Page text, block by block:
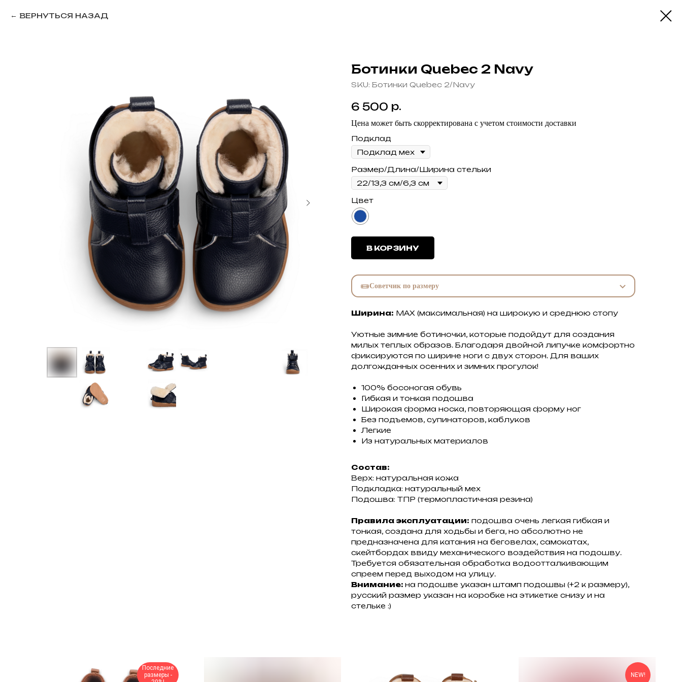
ВЕРНУТЬСЯ НАЗАД
Ботинки Quebec 2 Navy
SKU: Ботинки Quebec 2/Navy
6 500 р.
Цена может быть скорректирована с учетом стоимости доставки
Подклад
Размер/Длина/Ширина стельки
Цвет
В КОРЗИНУ
Советчик по размеру
Ширина: MAX (максимальная) на широкую и среднюю стопу
Уютные зимние ботиночки, которые подойдут для создания
милых теплых образов. Благодаря двойной липучке комфортно
фиксируются по ширине ноги с двух сторон. Для ваших
долгожданных осенних и зимних прогулок!
100% босоногая обувь
Гибкая и тонкая подошва
Широкая форма носка, повторяющая форму ног
Без подъемов, супинаторов, каблуков
Легкие
Из натуральных материалов
Состав:
Верх: натуральная кожа
Подкладка: натуральный мех
Подошва: ТПР (термопластичная резина)
Правила эксплуатации: подошва очень легкая гибкая и
тонкая, создана для ходьбы и бега, но абсолютно не
предназначена для катания на беговелах, самокатах,
скейтбордах ввиду механического воздействия на подошву.
Требуется обязательная обработка водоотталкивающим
спреем перед выходом на улицу.
Внимание: на подошве указан штамп подошвы (+2 к размеру),
русский размер указан на коробке на этикетке снизу и на
стельке :)
Последние
размеры -
NEW!